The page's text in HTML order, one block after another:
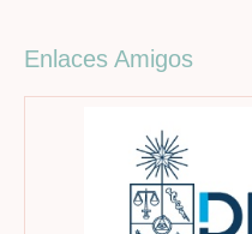
Enlaces Amigos